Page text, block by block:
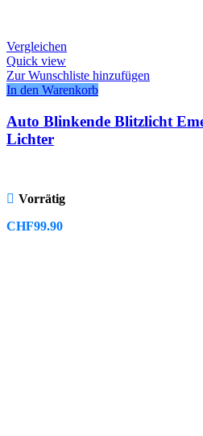
Vergleichen
Quick view
Zur Wunschliste hinzufügen
In den Warenkorb
Auto Blinkende Blitzlicht
Lichter
Vorrätig
CHF99.90